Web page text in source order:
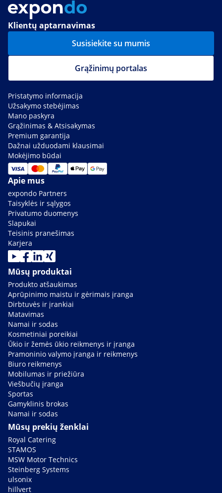
Klientų aptarnavimas
Susisiekite su mumis
Grąžinimų portalas
Pristatymo informacija
Užsakymo stebėjimas
Mano paskyra
Grąžinimas & Atsisakymas
Premium garantija
Dažnai užduodami klausimai
Mokėjimo būdai
Apie mus
expondo Partners
Taisyklės ir sąlygos
Privatumo duomenys
Slapukai
Teisinis pranešimas
Karjera
Mūsų produktai
Produkto atšaukimas
Aprūpinimo maistu ir gėrimais įranga
Dirbtuvės ir įrankiai
Matavimas
Namai ir sodas
Kosmetiniai poreikiai
Ūkio ir žemės ūkio reikmenys ir įranga
Pramoninio valymo įranga ir reikmenys
Biuro reikmenys
Mobilumas ir priežiūra
Viešbučių įranga
Sportas
Gamyklinis brokas
Namai ir sodas
Mūsų prekių ženklai
Royal Catering
STAMOS
MSW Motor Technics
Steinberg Systems
ulsonix
hillvert